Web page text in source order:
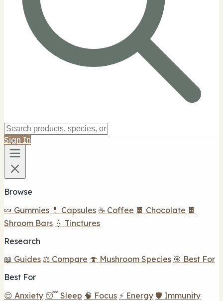
Sign In
Browse
🍬 Gummies 💊 Capsules ☕ Coffee 🍫 Chocolate 🍫
Shroom Bars 💧 Tinctures
Research
📖 Guides ⚖️ Compare 🍄 Mushroom Species 🎯 Best For
Best For
😌 Anxiety 😴 Sleep 🧠 Focus ⚡ Energy 🛡️ Immunity